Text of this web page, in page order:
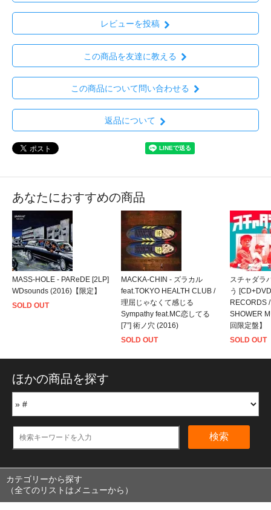
レビューを投稿
この商品を友達に教える
この商品について問い合わせる
返品について
あなたにおすすめの商品
MASS-HOLE - PAReDE [2LP]
WDsounds (2016)【限定】
SOLD OUT
MACKA-CHIN - ズラカル
feat.TOKYO HEALTH CLUB /
理屈じゃなくて感じる
Sympathy feat.MC恋してる
[7”] 術ノ穴 (2016)
SOLD OUT
スチャダラ
う
RECORDS
SHOWER
回限定盤】
SOLD OUT
ほかの商品を探す
検索
カテゴリーから探す
（全てのリストはメニューから）